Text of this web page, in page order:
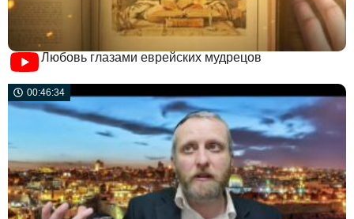
Любовь глазами еврейских мудрецов
00:46:34